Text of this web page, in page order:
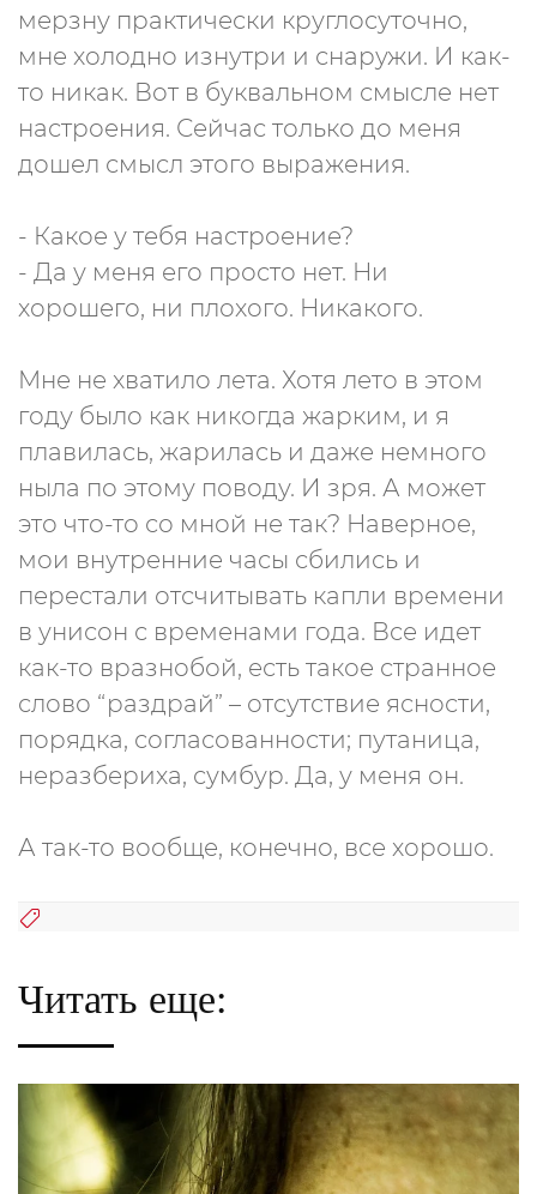
мерзну практически круглосуточно,
мне холодно изнутри и снаружи. И как-
то никак. Вот в буквальном смысле нет
настроения. Сейчас только до меня
дошел смысл этого выражения.
- Какое у тебя настроение?
- Да у меня его просто нет. Ни
хорошего, ни плохого. Никакого.
Мне не хватило лета. Хотя лето в этом
году было как никогда жарким, и я
плавилась, жарилась и даже немного
ныла по этому поводу. И зря. А может
это что-то со мной не так? Наверное,
мои внутренние часы сбились и
перестали отсчитывать капли времени
в унисон с временами года. Все идет
как-то вразнобой, есть такое странное
слово “раздрай” – отсутствие ясности,
порядка, согласованности; путаница,
неразбериха, сумбур. Да, у меня он.
А так-то вообще, конечно, все хорошо.
Читать еще: